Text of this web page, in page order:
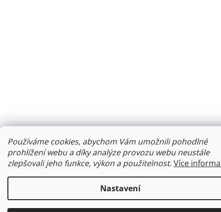
Používáme cookies, abychom Vám umožnili pohodlné
prohlížení webu a díky analýze provozu webu neustále
zlepšovali jeho funkce, výkon a použitelnost. Více
Nastavení